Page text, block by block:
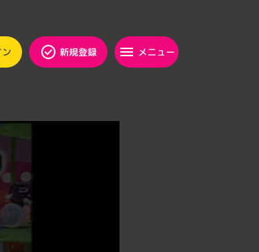
新規登録 メニュー